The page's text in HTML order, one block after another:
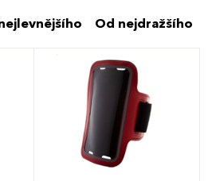
Od nejdražšího